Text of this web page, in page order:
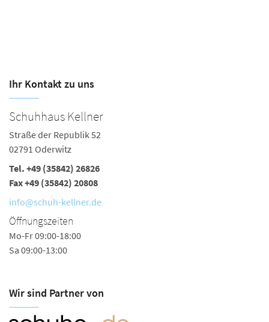
Ihr Kontakt zu uns
Schuhhaus Kellner
Straße der Republik 52
02791 Oderwitz
Tel. +49 (35842) 26826
Fax +49 (35842) 20808
info@schuh-kellner.de
Öffnungszeiten
Mo-Fr 09:00-18:00
Sa 09:00-13:00
Wir sind Partner von